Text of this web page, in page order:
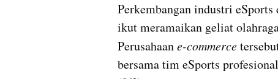
Perkembangan industri
ikut meramaikan geliat
Perusahaan e-commerce
bersama tim eSports